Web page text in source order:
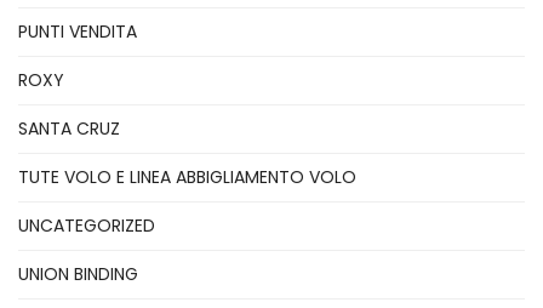
PUNTI VENDITA
ROXY
SANTA CRUZ
TUTE VOLO E LINEA ABBIGLIAMENTO VOLO
UNCATEGORIZED
UNION BINDING